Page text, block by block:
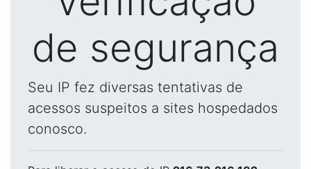
de segurança
Seu IP fez diversas tentativas de
acessos suspeitos a sites hospedados
conosco.